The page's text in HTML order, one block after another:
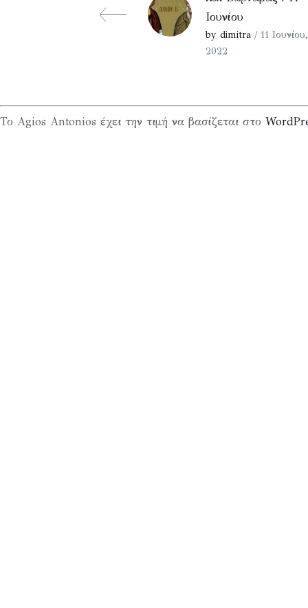
Ιουνίου
by dimitra / 11 Ιουνίου,
2022
Το Agios Antonios έχει την τιμή να βασίζεται στο